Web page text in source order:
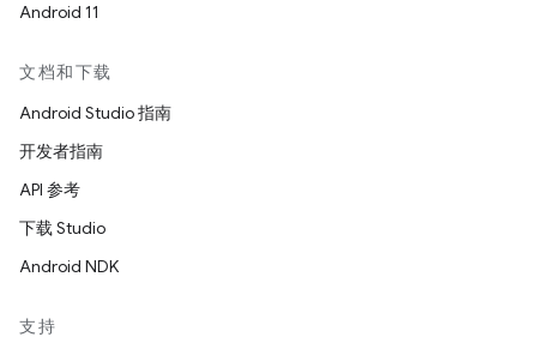
Android 11
文档和下载
Android Studio 指南
开发者指南
API 参考
下载 Studio
Android NDK
支持